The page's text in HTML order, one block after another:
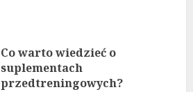
Co warto wiedzieć o
suplementach
przedtreningowych?